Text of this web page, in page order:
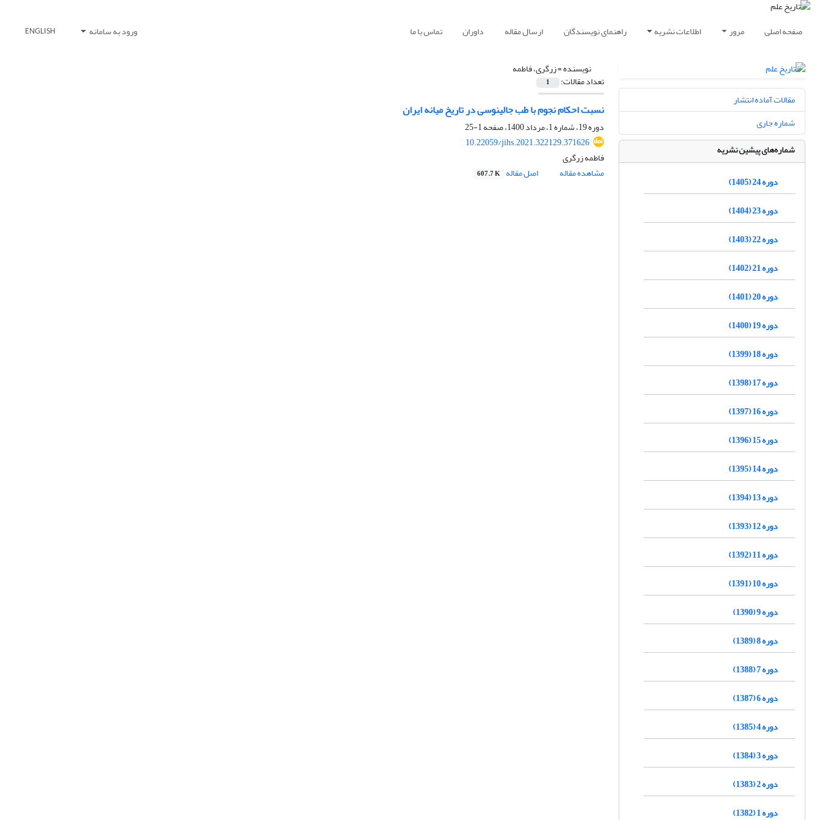
صفحه اصلی مرور اطلاعات نشریه راهنمای نویسندگان ارسال مقاله داوران تماس با ما ورود به سامانه ENGLISH
نویسنده =زرگری، فاطمه
تعداد مقالات: 1
نسبت احکام نجوم با طب جالینوسی در تاریخ میانه ایران
دوره 19، شماره 1، مرداد 1400، صفحه
1-25
10.22059/jihs.2021.322129.371626
فاطمه زرگری
مشاهده مقاله
اصل مقاله 607.7 K
مقالات آماده انتشار
شماره جاری
شماره‌های پیشین نشریه
دوره 24 (1405)
دوره 23 (1404)
دوره 22 (1403)
دوره 21 (1402)
دوره 20 (1401)
دوره 19 (1400)
دوره 18 (1399)
دوره 17 (1398)
دوره 16 (1397)
دوره 15 (1396)
دوره 14 (1395)
دوره 13 (1394)
دوره 12 (1393)
دوره 11 (1392)
دوره 10 (1391)
دوره 9 (1390)
دوره 8 (1389)
دوره 7 (1388)
دوره 6 (1387)
دوره 4 (1385)
دوره 3 (1384)
دوره 2 (1383)
دوره 1 (1382)